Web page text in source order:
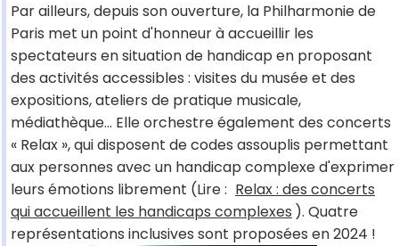
Par ailleurs, depuis son ouverture, la Philharmonie de
Paris met un point d'honneur à accueillir les
spectateurs en situation de handicap en proposant
des activités accessibles : visites du musée et des
expositions, ateliers de pratique musicale,
médiathèque... Elle orchestre également des concerts
« Relax », qui disposent de codes assouplis permettant
aux personnes avec un handicap complexe d'exprimer
leurs émotions librement (Lire : Relax : des concerts
qui accueillent les handicaps complexes ). Quatre
représentations inclusives sont proposées en 2024 !